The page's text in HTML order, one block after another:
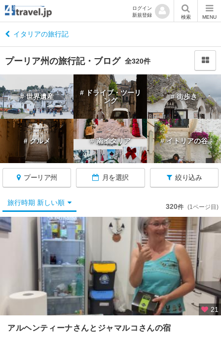
ログイン
新規登録
検索 MENU
イタリアの旅行記
プーリア州の旅行記・ブログ 全320件
# 世界遺産
# ドライブ・ツーリ
ング
# 街歩き
# グルメ # 南イタリア # イトリアの谷
プーリア州 月を選択 絞り込み
イ
タ
リ
ア
へ
★
ア
ル
カ
プ
旅行時期 新しい順 320件 (1ページ目)
21
アルヘンティーナさんとジャマルコさんの宿